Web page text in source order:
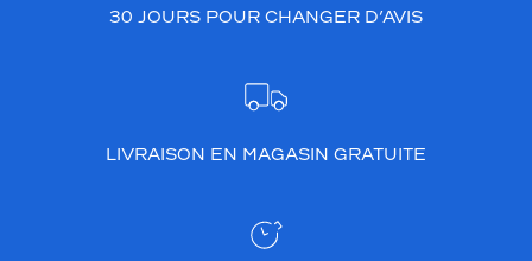
30 JOURS POUR CHANGER D’AVIS
LIVRAISON EN MAGASIN GRATUITE